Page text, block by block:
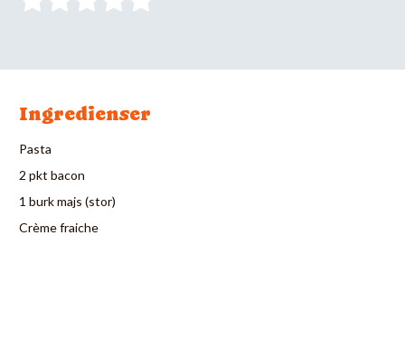
Ingredienser
Pasta
2 pkt bacon
1 burk majs (stor)
Crème fraiche